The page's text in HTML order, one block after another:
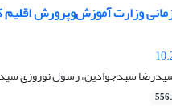
وزارت آموزش‌وپرورش اقلیم
سیدرضا سیدجوادین، رسول نوروزی